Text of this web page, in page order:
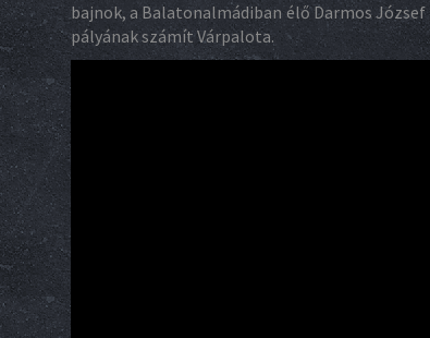
bajnok, a Balatonalmádiban élő Darmos
pályának számít Várpalota.